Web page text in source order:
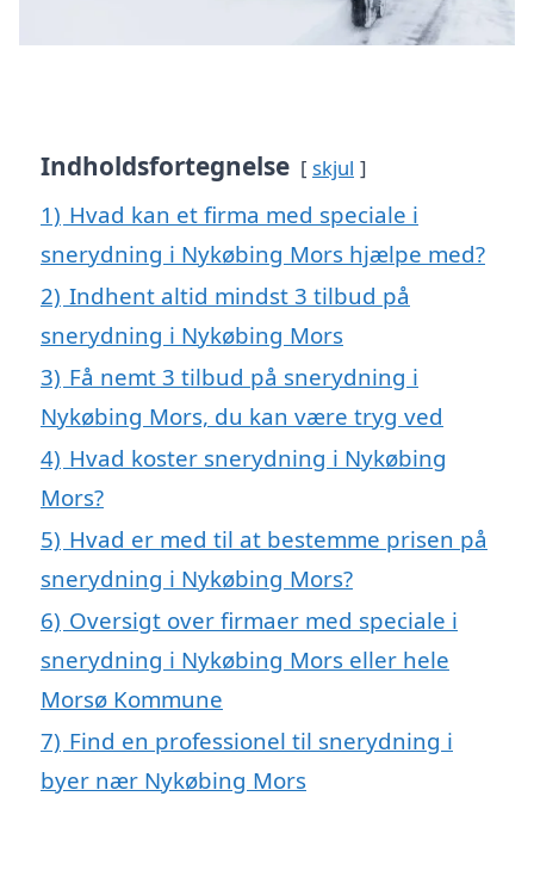
Indholdsfortegnelse skjul
1) Hvad kan et firma med speciale i
snerydning i Nykøbing Mors hjælpe med?
2) Indhent altid mindst 3 tilbud på
snerydning i Nykøbing Mors
3) Få nemt 3 tilbud på snerydning i
Nykøbing Mors, du kan være tryg ved
4) Hvad koster snerydning i Nykøbing
Mors?
5) Hvad er med til at bestemme prisen på
snerydning i Nykøbing Mors?
6) Oversigt over firmaer med speciale i
snerydning i Nykøbing Mors eller hele
Morsø Kommune
7) Find en professionel til snerydning i
byer nær Nykøbing Mors